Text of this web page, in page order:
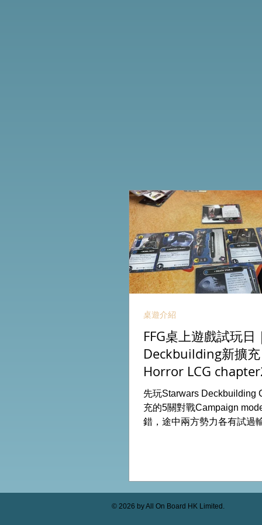
FFG桌上遊戲試玩日
Deckbuilding新擴充
Horror LCG
INVESTIGATOR deck
先玩Starwars Deckbuilding
充的5關對戰Campaign
錯，途中兩方勢力各有試過
全天的FFG桌遊日完滿結束
On Board HK棋間限定桌遊
桌遊介紹
© 2026 by All On Board HK Limited.